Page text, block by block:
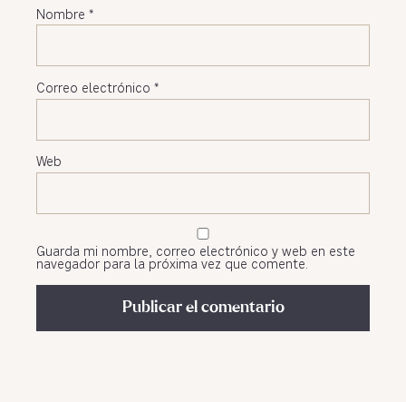
Nombre *
Correo electrónico *
Web
Guarda mi nombre, correo electrónico y web en este
navegador para la próxima vez que comente.